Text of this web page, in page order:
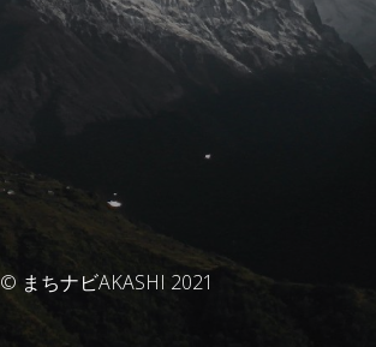
© まちナビAKASHI 2021